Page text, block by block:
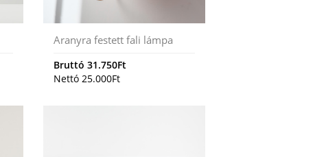
Aranyra festett fali lámpa
Bruttó31.750Ft
Nettó25.000Ft